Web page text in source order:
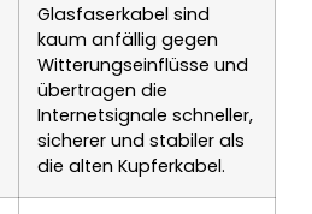
Glasfaserkabel sind
kaum anfällig gegen
Witterungseinflüsse und
übertragen die
Internetsignale schneller,
sicherer und stabiler als
die alten Kupferkabel.